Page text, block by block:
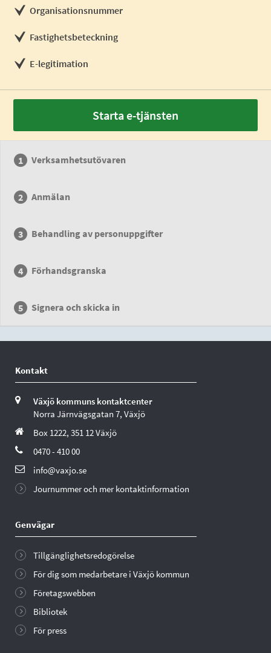
Organisationsnummer
Fastighetsbeteckning
E-legitimation
Starta e-tjänsten
Verksamhetsutövaren
Anmälan
Behandling av personuppgifter
Förhandsgranska
Signera och skicka in
Kontakt
Växjö kommuns kontaktcenter
Norra Järnvägsgatan 7, Växjö
Box 1222, 351 12 Växjö
0470 - 410 00
info@vaxjo.se
Journummer och mer kontaktinformation
Genvägar
Tillgänglighetsredogörelse
För dig som medarbetare i Växjö kommun
Företagswebben
Bibliotek
För press